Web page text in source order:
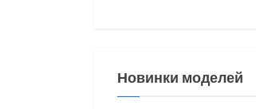
Новинки моделей